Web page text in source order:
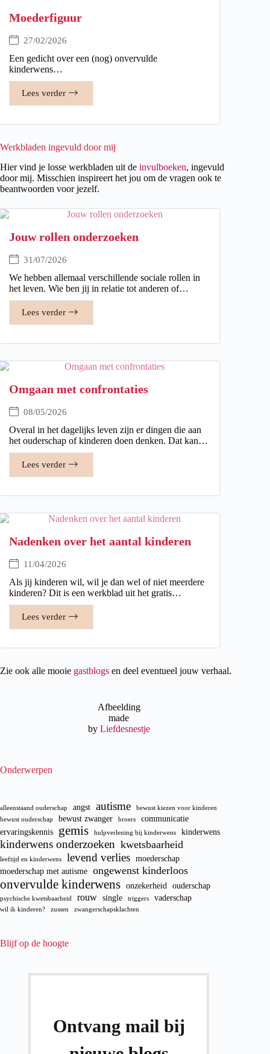
Moederfiguur
27/02/2026
Een gedicht over een (nog) onvervulde
kinderwens…
Lees verder
Werkbladen ingevuld door mij
Hier vind je losse werkbladen uit de invulboeken, ingevuld
door mij. Misschien inspireert het jou om de vragen ook te
beantwoorden voor jezelf.
Jouw rollen onderzoeken
31/07/2026
We hebben allemaal verschillende sociale rollen in
het leven. Wie ben jij in relatie tot anderen of…
Lees verder
Omgaan met confrontaties
08/05/2026
Overal in het dagelijks leven zijn er dingen die aan
het ouderschap of kinderen doen denken. Dat kan…
Lees verder
Nadenken over het aantal kinderen
11/04/2026
Als jij kinderen wil, wil je dan wel of niet meerdere
kinderen? Dit is een werkblad uit het gratis…
Lees verder
Zie ook alle mooie gastblogs en deel eventueel jouw verhaal.
Afbeelding
made
by Liefdesnestje
Onderwerpen
alleenstaand ouderschap angst autisme
bewust kiezen voor kinderen
bewust ouderschap
bewust zwanger broers
communicatie
ervaringskennis
gemis hulpverlening bij kinderwens kinderwens
kinderwens onderzoeken kwetsbaarheid
leeftijd en kinderwens levend verlies moederschap
moederschap met autisme ongewenst kinderloos
onvervulde kinderwens onzekerheid ouderschap
psychische kwetsbaarheid rouw single triggers vaderschap
wil ik kinderen? zussen zwangerschapsklachten
Blijf op de hoogte
Ontvang mail bij